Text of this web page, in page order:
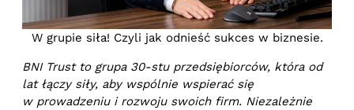
W grupie siła! Czyli jak odnieść sukces w biznesie.
BNI Trust to grupa 30-stu przedsiębiorców, która od
lat łączy siły, aby wspólnie wspierać się
w prowadzeniu i rozwoju swoich firm. Niezależnie